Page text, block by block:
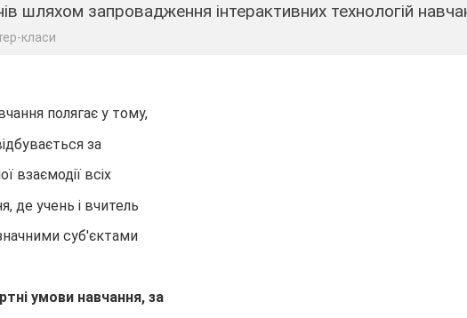
шляхом запровадження інтерактивних технологій
класи
полягає у тому,
за
взаємодії всіх
де учень і вчитель
суб'єктами
умови навчання, за